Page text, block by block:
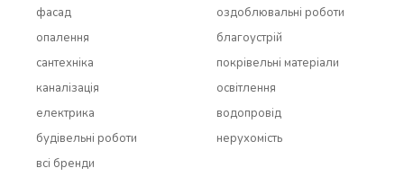
фасад
опалення
сантехніка
каналізація
електрика
будівельні роботи
всi бренди
оздоблювальні роботи
благоустрій
покрівельні матеріали
освітлення
водопровід
нерухомість